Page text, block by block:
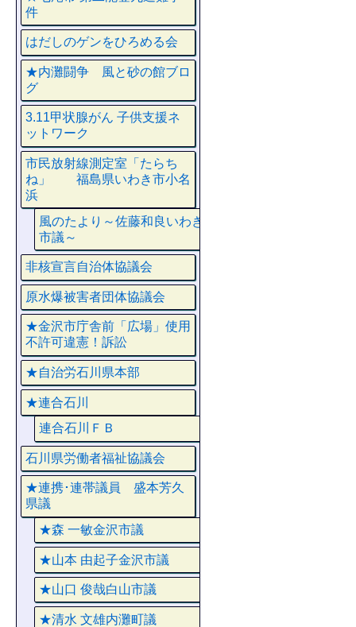
件
はだしのゲンをひろめる会
★内灘闘争 風と砂の館ブロ
グ
3.11甲状腺がん 子供支援ネ
ットワーク
市民放射線測定室「たらち
ね」 福島県いわき市小名
浜
風のたより～佐藤和良いわき
市議～
非核宣言自治体協議会
原水爆被害者団体協議会
★金沢市庁舎前「広場」使用
不許可違憲！訴訟
★自治労石川県本部
★連合石川
連合石川ＦＢ
石川県労働者福祉協議会
★連携･連帯議員 盛本芳久
県議
★森 一敏金沢市議
★山本 由起子金沢市議
★山口 俊哉白山市議
★清水 文雄内灘町議